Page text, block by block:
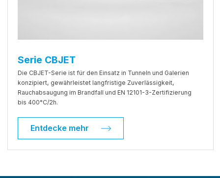
Serie CBJET
Die CBJET-Serie ist für den Einsatz in Tunneln und Galerien
konzipiert, gewährleistet langfristige Zuverlässigkeit,
Rauchabsaugung im Brandfall und EN 12101-3-Zertifizierung
bis 400°C/2h.
Entdecke mehr